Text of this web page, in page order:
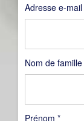
Nom de famille
Prénom *
Adresse e-mail